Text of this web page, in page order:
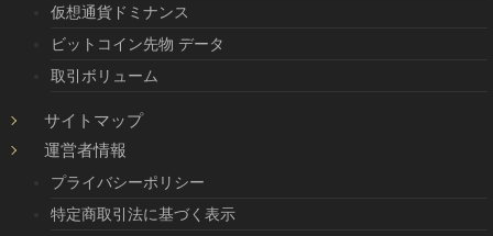
仮想通貨ドミナンス
ビットコイン先物 データ
取引ボリューム
サイトマップ
運営者情報
プライバシーポリシー
特定商取引法に基づく表示